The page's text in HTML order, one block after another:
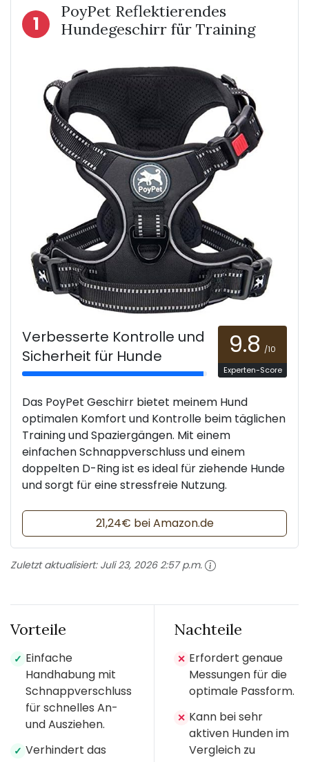
1
PoyPet Reflektierendes
Hundegeschirr für Training
Verbesserte Kontrolle und
Sicherheit für Hunde
9.8 /10
Experten-Score
Das PoyPet Geschirr bietet meinem Hund
optimalen Komfort und Kontrolle beim täglichen
Training und Spaziergängen. Mit einem
einfachen Schnappverschluss und einem
doppelten D-Ring ist es ideal für ziehende Hunde
und sorgt für eine stressfreie Nutzung.
21,24€ bei Amazon.de
Zuletzt aktualisiert: Juli 23, 2026 2:57 p.m.
Vorteile
✓ Einfache
Handhabung mit
Schnappverschluss
für schnelles An-
und Ausziehen.
✓ Verhindert das
Nachteile
✕ Erfordert genaue
Messungen für die
optimale Passform.
✕ Kann bei sehr
aktiven Hunden im
Vergleich zu